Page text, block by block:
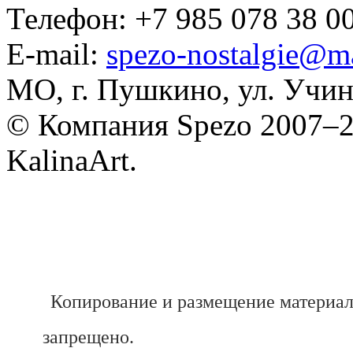
Телефон: +7 985 078 38
E-mail: spezo-
МО, г. Пушкино, ул.
© Компания Spezo
KalinaArt.
Копирование и размещение
запрещено.